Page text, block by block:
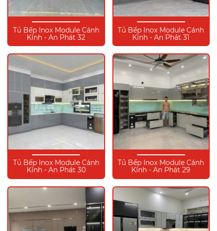
Tủ Bếp Inox Module Cánh
Kính - An Phát 32
Tủ Bếp Inox Module Cánh
Kính - An Phát 31
Tủ Bếp Inox Module Cánh
Kính - An Phát 30
Tủ Bếp Inox Module Cánh
Kính - An Phát 29